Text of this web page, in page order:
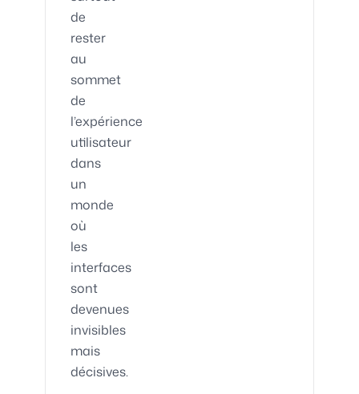
de
rester
au
sommet
de
l’expérience
utilisateur
dans
un
monde
où
les
interfaces
sont
devenues
invisibles
mais
décisives.